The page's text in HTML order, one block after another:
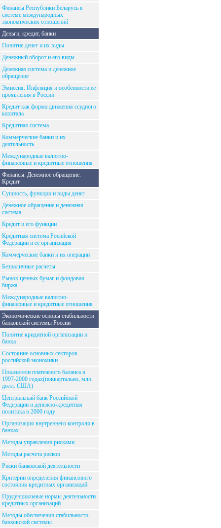
Финансы Республики Беларусь в
системе международных
экономических отношений
Деньги, кредит, банки
Понятие денег и их виды
Денежный оборот и его виды
Денежная система и денежное
обращение
Эмиссия. Инфляция и особенности ее
проявления в России
Кредит как форма движения ссудного
капитала
Кредитная система
Коммерческие банки и их
деятельность
Международные валютно-
финансовые и кредитные отношения
Финансы. Денежное обращение.
Кредит
Сущность, функции и виды денег
Денежное обращение и денежная
система
Кредит и его функции
Кредитная система Росийской
Федерации и ее организация
Коммерческие банки и их операции
Безналичные расчеты
Рынок ценных бумаг и фондовая
биржа
Международные валютно-
финансовые и кредитные отношения
Экономические основы стабильности
банковской системы России
Понятие кридитной организации и
банка
Состояние основных секторов
российской экономики
Показатели платежного баланса в
1997-2000 годах(поквартально, млн.
долл. США)
Центральный банк Российской
Федерации и денежно-кредитная
политика в 2000 году
Организация внутреннего контроля в
банках
Методы управления рисками
Методы расчета рисков
Риски банковской деятельности
Критерии определения финансового
состояния кредитных организаций
Пруденциальные нормы деятельности
кредитных организаций
Методы обеспечения стабильности
банковской системы